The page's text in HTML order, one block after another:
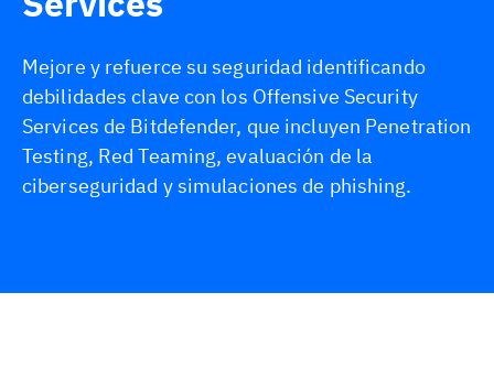
Mejore y refuerce su seguridad identificando
debilidades clave con los Offensive Security
Services de Bitdefender, que incluyen Penetration
Testing, Red Teaming, evaluación de la
ciberseguridad y simulaciones de phishing.